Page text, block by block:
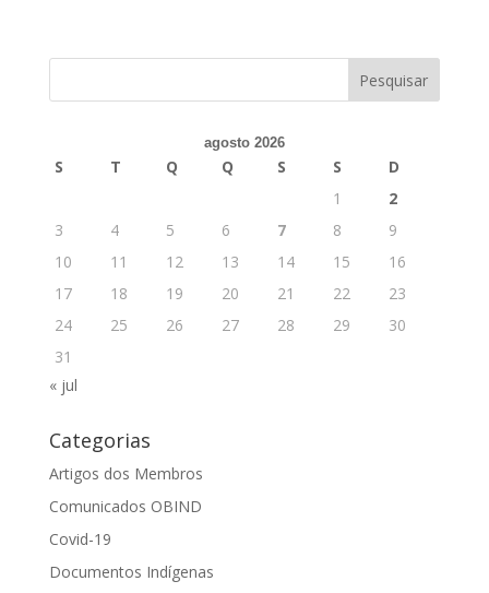
agosto 2026
S T Q Q S S
D
1
2
3
4 5 6 7 8
9
10
11 12 13 14 15
16
17
18 19 20 21 22
23
24
25 26 27 28 29
30
31
« jul
Categorias
Artigos dos Membros
Comunicados OBIND
Covid-19
Documentos Indígenas